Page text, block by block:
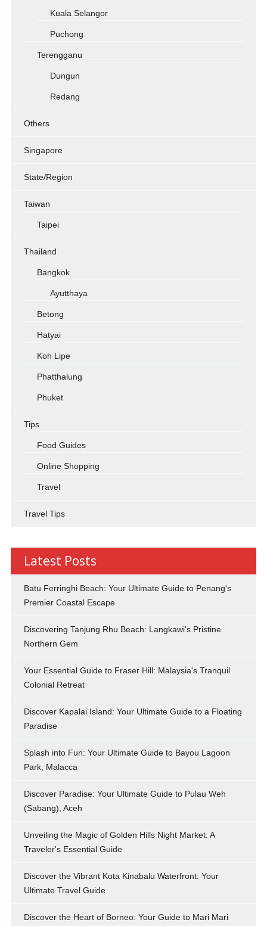
Kuala Selangor
Puchong
Terengganu
Dungun
Redang
Others
Singapore
State/Region
Taiwan
Taipei
Thailand
Bangkok
Ayutthaya
Betong
Hatyai
Koh Lipe
Phatthalung
Phuket
Tips
Food Guides
Online Shopping
Travel
Travel Tips
Latest Posts
Batu Ferringhi Beach: Your Ultimate Guide to Penang's
Premier Coastal Escape
Discovering Tanjung Rhu Beach: Langkawi's Pristine
Northern Gem
Your Essential Guide to Fraser Hill: Malaysia's Tranquil
Colonial Retreat
Discover Kapalai Island: Your Ultimate Guide to a Floating
Paradise
Splash into Fun: Your Ultimate Guide to Bayou Lagoon
Park, Malacca
Discover Paradise: Your Ultimate Guide to Pulau Weh
(Sabang), Aceh
Unveiling the Magic of Golden Hills Night Market: A
Traveler's Essential Guide
Discover the Vibrant Kota Kinabalu Waterfront: Your
Ultimate Travel Guide
Discover the Heart of Borneo: Your Guide to Mari Mari